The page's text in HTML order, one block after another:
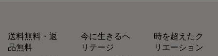
送料無料・返
品無料
今に生きるヘ
リテージ
時を超えたク
リエーション